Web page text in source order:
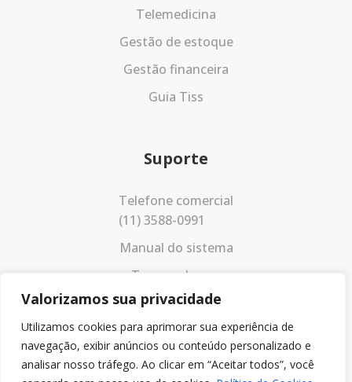
Valorizamos sua privacidade
Utilizamos cookies para aprimorar sua experiência de
navegação, exibir anúncios ou conteúdo personalizado e
analisar nosso tráfego. Ao clicar em “Aceitar todos”, você
Telemedicina
Gestão de estoque
Gestão financeira
Guia Tiss
Suporte
Telefone comercial
(11) 3588-0991
Manual do sistema
Termos de uso
Política de privacidade